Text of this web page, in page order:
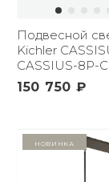
Подвесной
Kichler
CASSIUS-8P-
150 750 ₽
Новинка